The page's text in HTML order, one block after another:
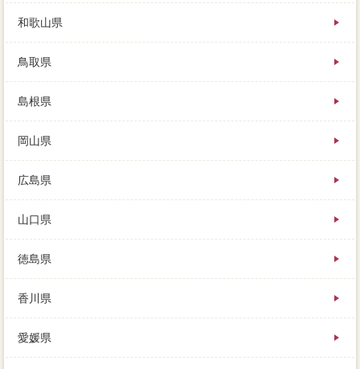
和歌山県
鳥取県
島根県
岡山県
広島県
山口県
徳島県
香川県
愛媛県